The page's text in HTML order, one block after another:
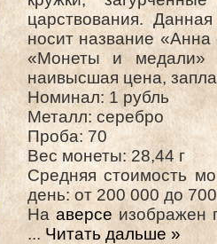
царствования.
носит название
«Монеты и медали»
наивысшая цена,
Номинал: 1 рубль
Металл: серебро
Проба: 70
Вес монеты: 28,44 г
Средняя стоимость
день: от 200 000 до
На аверсе изображен
... Читать дальше »